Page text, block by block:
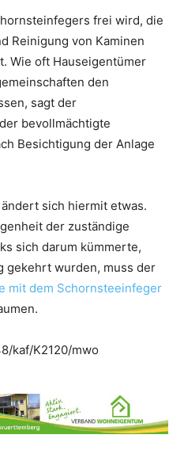
frei wird, die
Reinigung von Kaminen
Wie oft Hauseigentümer
den
sagt der
bevollmächtigte
Besichtigung der Anlage
sich hiermit etwas.
der zuständige
sich darum kümmerte,
gekehrt wurden, muss der
mit dem Schornsteeinfeger
kaf/K2120/mwo